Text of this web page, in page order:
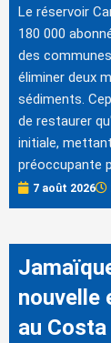
Le réservoir
180 000
des
éliminer deux
sédiments.
de restaurer
initiale,
préoccupante
7 août 2026
nouvelle
au